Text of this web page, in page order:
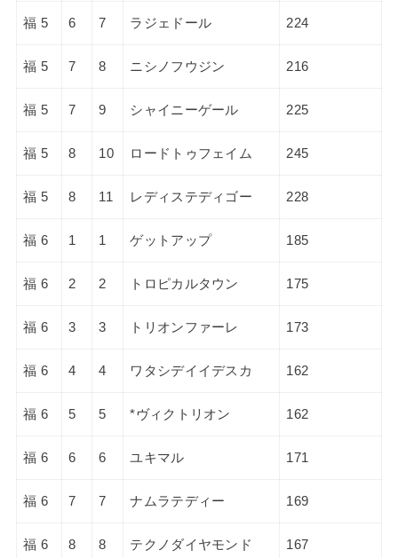
福 5 6 7 ラジェドール 224
福 5 7 8 ニシノフウジン 216
福 5 7 9 シャイニーゲール 225
福 5 8 10 ロードトゥフェイム 245
福 5 8 11 レディステディゴー 228
福 6 1 1 ゲットアップ 185
福 6 2 2 トロピカルタウン 175
福 6 3 3 トリオンファーレ 173
福 6 4 4 ワタシデイイデスカ 162
福 6 5 5 *ヴィクトリオン 162
福 6 6 6 ユキマル 171
福 6 7 7 ナムラテディー 169
福 6 8 8 テクノダイヤモンド 167